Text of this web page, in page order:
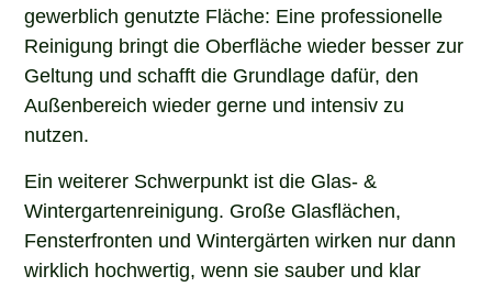
gewerblich genutzte Fläche: Eine professionelle
Reinigung bringt die Oberfläche wieder besser zur
Geltung und schafft die Grundlage dafür, den
Außenbereich wieder gerne und intensiv zu
nutzen.
Ein weiterer Schwerpunkt ist die Glas- &
Wintergartenreinigung. Große Glasflächen,
Fensterfronten und Wintergärten wirken nur dann
wirklich hochwertig, wenn sie sauber und klar